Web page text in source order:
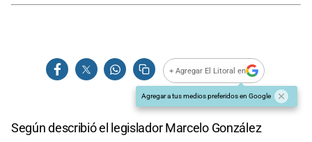
+ Agregar El Litoral en
Agregar a tus medios preferidos en Google
Según describió el legislador Marcelo González